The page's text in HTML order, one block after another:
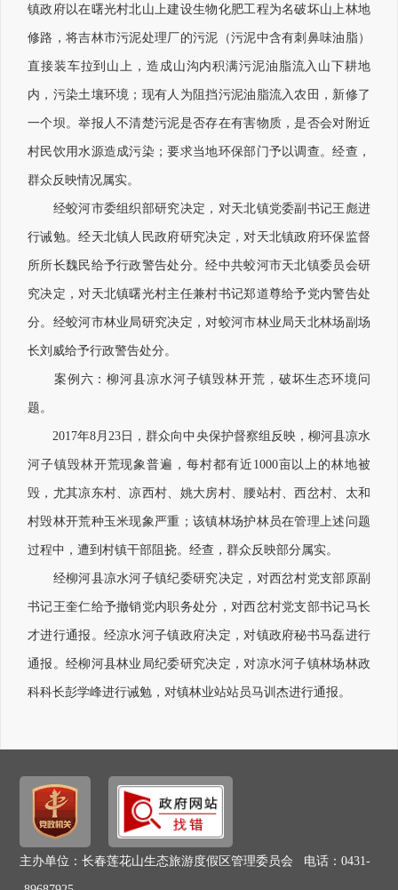
镇政府以在曙光村北山上建设生物化肥工程为名破坏山上林地
修路，将吉林市污泥处理厂的污泥（污泥中含有刺鼻味油脂）
直接装车拉到山上，造成山沟内积满污泥油脂流入山下耕地
内，污染土壤环境；现有人为阻挡污泥油脂流入农田，新修了
一个坝。举报人不清楚污泥是否存在有害物质，是否会对附近
村民饮用水源造成污染；要求当地环保部门予以调查。经查，
群众反映情况属实。
经蛟河市委组织部研究决定，对天北镇党委副书记王彪进
行诫勉。经天北镇人民政府研究决定，对天北镇政府环保监督
所所长魏民给予行政警告处分。经中共蛟河市天北镇委员会研
究决定，对天北镇曙光村主任兼村书记郑道尊给予党内警告处
分。经蛟河市林业局研究决定，对蛟河市林业局天北林场副场
长刘威给予行政警告处分。
案例六：柳河县凉水河子镇毁林开荒，破坏生态环境问
题。
2017年8月23日，群众向中央保护督察组反映，柳河县凉水
河子镇毁林开荒现象普遍，每村都有近1000亩以上的林地被
毁，尤其凉东村、凉西村、姚大房村、腰站村、西岔村、太和
村毁林开荒种玉米现象严重；该镇林场护林员在管理上述问题
过程中，遭到村镇干部阻挠。经查，群众反映部分属实。
经柳河县凉水河子镇纪委研究决定，对西岔村党支部原副
书记王奎仁给予撤销党内职务处分，对西岔村党支部书记马长
才进行通报。经凉水河子镇政府决定，对镇政府秘书马磊进行
通报。经柳河县林业局纪委研究决定，对凉水河子镇林场林政
科科长彭学峰进行诫勉，对镇林业站站员马训杰进行通报。
主办单位：长春莲花山生态旅游度假区管理委员会 电话：0431-